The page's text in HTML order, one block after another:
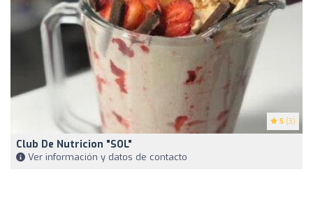
5 (3)
Club De Nutricion "SOL"
Ver información y datos de contacto